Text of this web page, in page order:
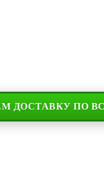
ПО ВСЕЙ